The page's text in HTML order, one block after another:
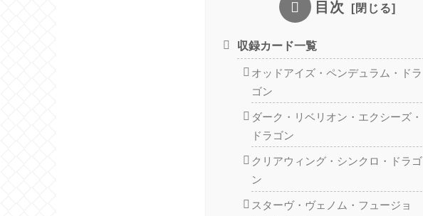
目次
収録カード一覧
オッドアイズ・ペンデュラム・ドラ
ゴン
ダーク・リベリオン・エクシーズ・
ドラゴン
クリアウィング・シンクロ・ドラゴ
ン
スターヴ・ヴェノム・フュージョ